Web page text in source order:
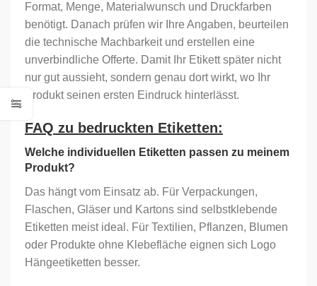
Format, Menge, Materialwunsch und Druckfarben
benötigt. Danach prüfen wir Ihre Angaben, beurteilen
die technische Machbarkeit und erstellen eine
unverbindliche Offerte. Damit Ihr Etikett später nicht
nur gut aussieht, sondern genau dort wirkt, wo Ihr
Produkt seinen ersten Eindruck hinterlässt.
FAQ zu bedruckten Etiketten:
Welche individuellen Etiketten passen zu meinem
Produkt?
Das hängt vom Einsatz ab. Für Verpackungen,
Flaschen, Gläser und Kartons sind selbstklebende
Etiketten meist ideal. Für Textilien, Pflanzen, Blumen
oder Produkte ohne Klebefläche eignen sich Logo
Hängeetiketten besser.